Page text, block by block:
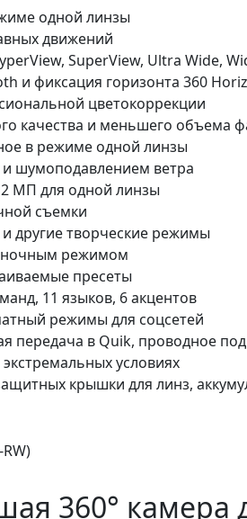
одной линзы
движений
SuperView, Ultra Wide,
и фиксация горизонта 360
цветокоррекции
качества и меньшего объема
в режиме одной линзы
шумоподавлением ветра
МП для одной линзы
съемки
другие творческие режимы
ночным режимом
пресеты
11 языков, 6 акцентов
режимы для соцсетей
передача в Quik, проводное
условиях
крышки для линз,
360°